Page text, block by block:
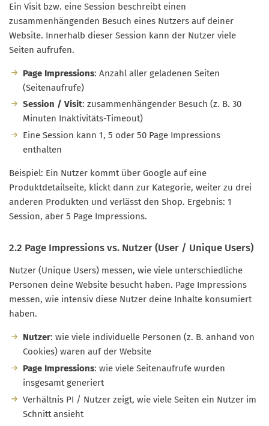
Ein Visit bzw. eine Session beschreibt einen
zusammenhängenden Besuch eines Nutzers auf deiner
Website. Innerhalb dieser Session kann der Nutzer viele
Seiten aufrufen.
Page Impressions: Anzahl aller geladenen Seiten
(Seitenaufrufe)
Session / Visit: zusammenhängender Besuch (z. B. 30
Minuten Inaktivitäts-Timeout)
Eine Session kann 1, 5 oder 50 Page Impressions
enthalten
Beispiel: Ein Nutzer kommt über Google auf eine
Produktdetailseite, klickt dann zur Kategorie, weiter zu drei
anderen Produkten und verlässt den Shop. Ergebnis: 1
Session, aber 5 Page Impressions.
2.2 Page Impressions vs. Nutzer (User / Unique Users)
Nutzer (Unique Users) messen, wie viele unterschiedliche
Personen deine Website besucht haben. Page Impressions
messen, wie intensiv diese Nutzer deine Inhalte konsumiert
haben.
Nutzer: wie viele individuelle Personen (z. B. anhand von
Cookies) waren auf der Website
Page Impressions: wie viele Seitenaufrufe wurden
insgesamt generiert
Verhältnis PI / Nutzer zeigt, wie viele Seiten ein Nutzer im
Schnitt ansieht